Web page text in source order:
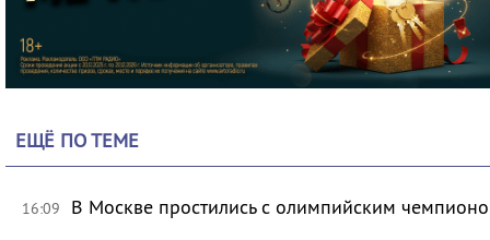
ЕЩЁ ПО ТЕМЕ
16:09 В Москве простились с олимпийским